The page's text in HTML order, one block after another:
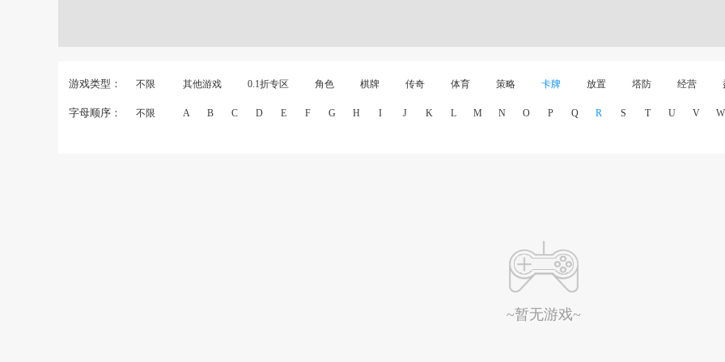
游戏类型： 不限 其他游戏 0.1折专区 角色 棋牌 传奇 体育 策略 卡牌 放置 塔防 经营
字母顺序： 不限 A B C D E F G H I J K L M N O P Q R S T U V W
~暂无游戏~